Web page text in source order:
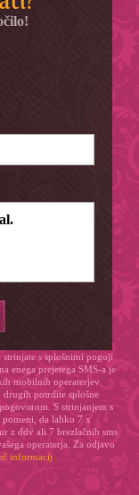
s splošnimi pogoji
enega prejetega SMS-a je
mobilnih operaterjev
potrdite splošne
S strinjanjem s
da lahko 7 x
z ddv ali 7 brezlačnih sms
operaterja. Za odjavo
informacij